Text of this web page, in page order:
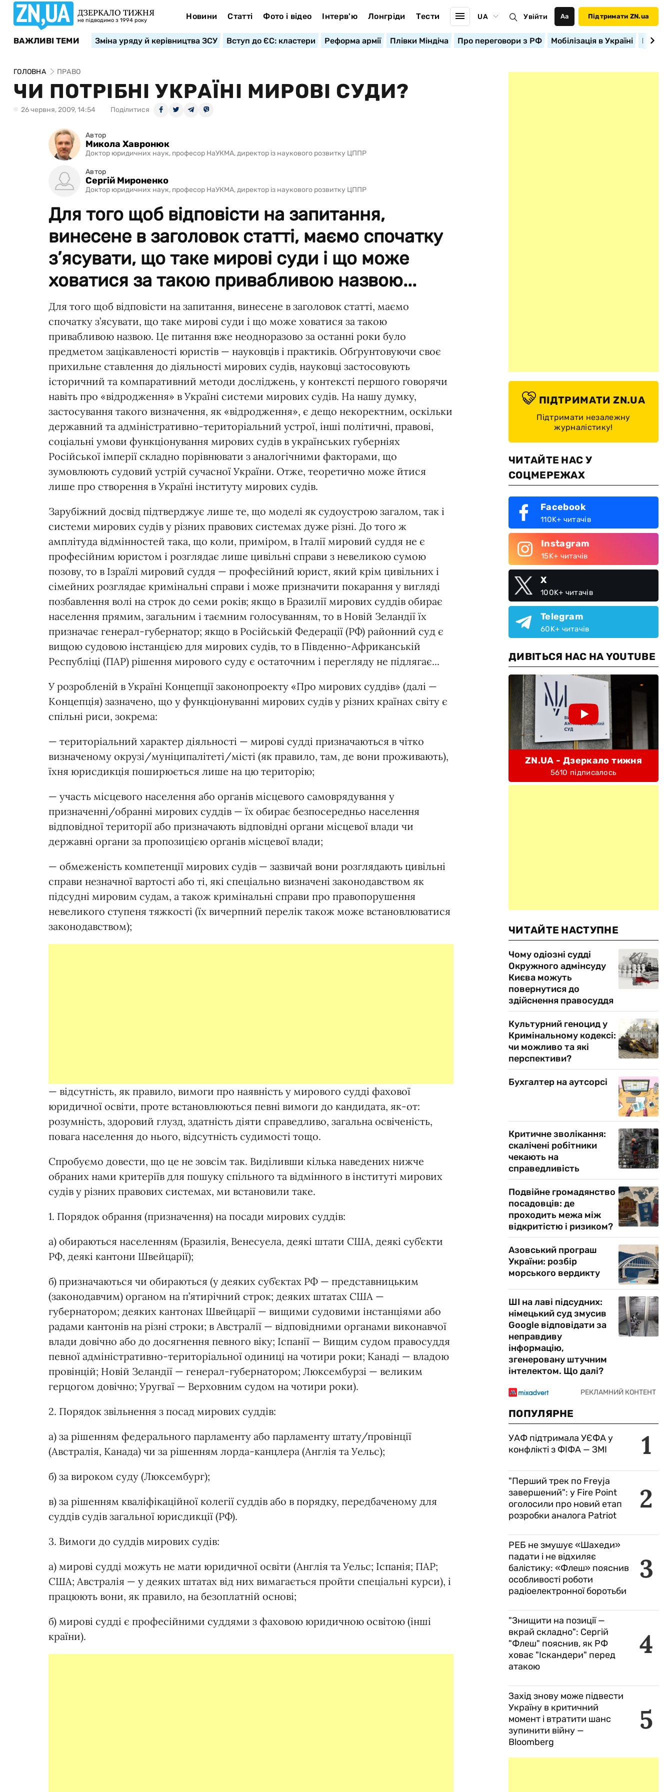
ДЗЕРКАЛО ТИЖНЯ
не підводимо з 1994 року Новини Статті Фото і відео Інтерв'ю Лонгріди Тести UA Увійти Аа Підтримати ZN.ua
ВАЖЛИВІ ТЕМИ Зміна уряду й керівництва ЗСУ Вступ до ЄС: кластери Реформа армії Плівки Міндіча Про переговори з РФ Мобілізація в Україні
ГОЛОВНА ПРАВО
ЧИ ПОТРІБНІ УКРАЇНІ МИРОВІ СУДИ?
26 червня, 2009, 14:54 Поділитися
Автор
Микола Хавронюк
Доктор юридичних наук, професор НаУКМА, директор із наукового розвитку ЦППР
Автор
Сергій Мироненко
Доктор юридичних наук, професор НаУКМА, директор із наукового розвитку ЦППР
Для того щоб відповісти на запитання,
винесене в заголовок статті, маємо спочатку
з’ясувати, що таке мирові суди і що може
ховатися за такою привабливою назвою...
Для того щоб відповісти на запитання, винесене в заголовок статті, маємо
спочатку з’ясувати, що таке мирові суди і що може ховатися за такою
привабливою назвою. Це питання вже неодноразово за останні роки було
предметом зацікавленості юристів — науковців і практиків. Обґрунтовуючи своє
прихильне ставлення до діяльності мирових судів, науковці застосовують
історичний та компаративний методи досліджень, у контексті першого говорячи
навіть про «відродження» в Україні системи мирових судів. На нашу думку,
застосування такого визначення, як «відродження», є дещо некоректним, оскільки
державний та адміністративно-територіальний устрої, інші політичні, правові,
соціальні умови функціонування мирових судів в українських губерніях
Російської імперії складно порівнювати з аналогічними факторами, що
зумовлюють судовий устрій сучасної України. Отже, теоретично може йтися
лише про створення в Україні інституту мирових судів.
Зарубіжний досвід підтверджує лише те, що моделі як судоустрою загалом, так і
системи мирових судів у різних правових системах дуже різні. До того ж
амплітуда відмінностей така, що коли, приміром, в Італії мировий суддя не є
професійним юристом і розглядає лише цивільні справи з невеликою сумою
позову, то в Ізраїлі мировий суддя — професійний юрист, який крім цивільних і
сімейних розглядає кримінальні справи і може призначити покарання у вигляді
позбавлення волі на строк до семи років; якщо в Бразилії мирових суддів обирає
населення прямим, загальним і таємним голосуванням, то в Новій Зеландії їх
призначає генерал-губернатор; якщо в Російській Федерації (РФ) районний суд є
вищою судовою інстанцією для мирових судів, то в Південно-Африканській
Республіці (ПАР) рішення мирового суду є остаточним і перегляду не підлягає...
У розробленій в Україні Kонцепції законопроекту «Про мирових суддів» (далі —
Kонцепція) зазначено, що у функціонуванні мирових судів у різних країнах світу є
спільні риси, зокрема:
— територіальний характер діяльності — мирові судді призначаються в чітко
визначеному окрузі/муніципалітеті/місті (як правило, там, де вони проживають),
їхня юрисдикція поширюється лише на цю територію;
— участь місцевого населення або органів місцевого самоврядування у
призначенні/обранні мирових суддів — їх обирає безпосередньо населення
відповідної території або призначають відповідні органи місцевої влади чи
державні органи за пропозицією органів місцевої влади;
— обмеженість компетенції мирових судів — зазвичай вони розглядають цивільні
справи незначної вартості або ті, які спеціально визначені законодавством як
підсудні мировим судам, а також кримінальні справи про правопорушення
невеликого ступеня тяжкості (їх вичерпний перелік також може встановлюватися
законодавством);
— відсутність, як правило, вимоги про наявність у мирового судді фахової
юридичної освіти, проте встановлюються певні вимоги до кандидата, як-от:
розумність, здоровий глузд, здатність діяти справедливо, загальна освіченість,
повага населення до нього, відсутність судимості тощо.
Спробуємо довести, що це не зовсім так. Виділивши кілька наведених нижче
обраних нами критеріїв для пошуку спільного та відмінного в інституті мирових
судів у різних правових системах, ми встановили таке.
1. Порядок обрання (призначення) на посади мирових суддів:
а) обираються населенням (Бразилія, Венесуела, деякі штати США, деякі суб’єкти
РФ, деякі кантони Швейцарії);
б) призначаються чи обираються (у деяких суб’єктах РФ — представницьким
(законодавчим) органом на п’ятирічний строк; деяких штатах США —
губернатором; деяких кантонах Швейцарії — вищими судовими інстанціями або
радами кантонів на різні строки; в Австралії — відповідними органами виконавчої
влади довічно або до досягнення певного віку; Іспанії — Вищим судом правосуддя
певної адміністративно-територіальної одиниці на чотири роки; Kанаді — владою
провінцій; Новій Зеландії — генерал-губернатором; Люксембурзі — великим
герцогом довічно; Уругваї — Верховним судом на чотири роки).
2. Порядок звільнення з посад мирових суддів:
а) за рішенням федерального парламенту або парламенту штату/провінції
(Австралія, Kанада) чи за рішенням лорда-канцлера (Англія та Уельс);
б) за вироком суду (Люксембург);
в) за рішенням кваліфікаційної колегії суддів або в порядку, передбаченому для
суддів судів загальної юрисдикції (РФ).
3. Вимоги до суддів мирових судів:
а) мирові судді можуть не мати юридичної освіти (Англія та Уельс; Іспанія; ПАР;
США; Австралія — у деяких штатах від них вимагається пройти спеціальні курси), і
працюють вони, як правило, на безоплатній основі;
б) мирові судді є професійними суддями з фаховою юридичною освітою (інші
країни).
ПІДТРИМАТИ ZN.UA
Підтримати незалежну
журналістику!
ЧИТАЙТЕ НАС У
СОЦМЕРЕЖАХ
Facebook
110K+ читачів
Instagram
15K+ читачів
X
100K+ читачів
Telegram
60K+ читачів
ДИВІТЬСЯ НАС НА YOUTUBE
ZN.UA - Дзеркало тижня
5610 підписалось
ЧИТАЙТЕ НАСТУПНЕ
Чому одіозні судді
Окружного адмінсуду
Києва можуть
повернутися до
здійснення правосуддя
Культурний геноцид у
Кримінальному кодексі:
чи можливо та які
перспективи?
Бухгалтер на аутсорсі
Критичне зволікання:
скалічені робітники
чекають на
справедливість
Подвійне громадянство
посадовців: де
проходить межа між
відкритістю і ризиком?
Азовський програш
України: розбір
морського вердикту
ШІ на лаві підсудних:
німецький суд змусив
Google відповідати за
неправдиву
інформацію,
згенеровану штучним
інтелектом. Що далі?
ПОПУЛЯРНЕ
1
УАФ підтримала УЄФА у
конфлікті з ФІФА — ЗМІ
2
"Перший трек по Freyja
завершений": у Fire Point
оголосили про новий етап
розробки аналога Patriot
3
РЕБ не змушує «Шахеди»
падати і не відхиляє
балістику: «Флеш» пояснив
особливості роботи
радіоелектронної боротьби
4
"Знищити на позиції —
вкрай складно": Сергій
"Флеш" пояснив, як РФ
ховає "Іскандери" перед
атакою
5
Захід знову може підвести
Україну в критичний
момент і втратити шанс
зупинити війну —
Bloomberg